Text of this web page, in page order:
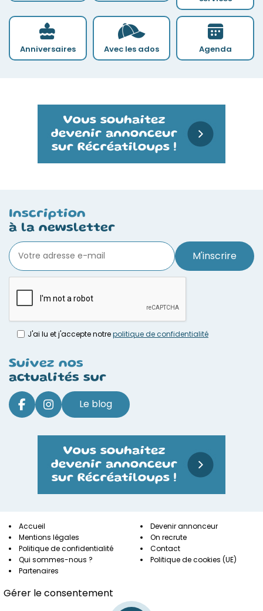
Anniversaires Avec les ados Agenda
Inscription
à la newsletter
M'inscrire
J'ai lu et j'accepte notrepolitique de confidentialité
Suivez nos
actualités sur
Le blog
Accueil
Mentions légales
Politique de confidentialité
Qui sommes-nous ?
Partenaires
Devenir annonceur
On recrute
Contact
Politique de cookies (UE)
Gérer le consentement